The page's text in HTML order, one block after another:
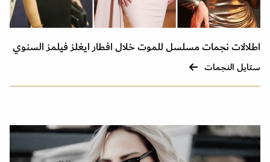
اطلالات نجمات مسلسل للموت خلال افطار ايغلز فيلمز السنوي
ستايل النجمات